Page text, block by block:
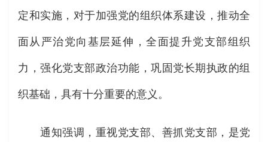
定和实施，对于加强党的组织体系建设，推动全
面从严治党向基层延伸，全面提升党支部组织
力，强化党支部政治功能，巩固党长期执政的组
织基础，具有十分重要的意义。
通知强调，重视党支部、善抓党支部，是党